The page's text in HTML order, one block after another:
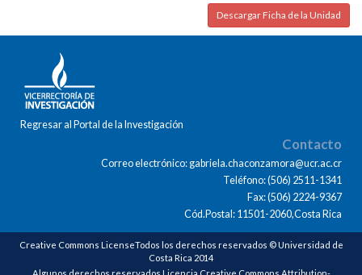
Descargar Ficha de la Unidad
Regresar al Portal de la Investigación
Contacto
Correo electrónico: gabriela.chaconzamora@ucr.ac.cr
Teléfono: (506) 2511-1341
Fax: (506) 2224-9367
Cód.Postal: 11501-2060,Costa Rica
Creative Commons LicenseTodos los derechos reservados © Universidad de
Costa Rica 2014